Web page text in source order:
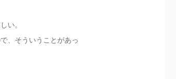
い。
、そういうことがあっ